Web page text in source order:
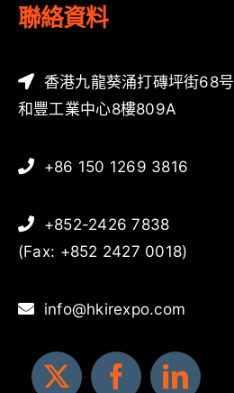
聯絡資料
香港九龍葵涌打磚坪街68号
和豐工業中心8樓809A
+86 150 1269 3816
+852-2426 7838
(Fax: +852 2427 0018)
info@hkirexpo.com